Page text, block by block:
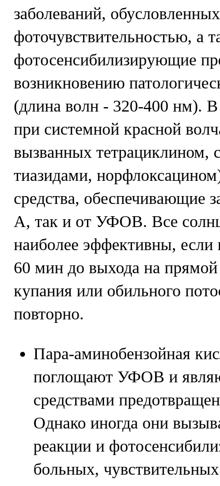
заболеваний,
фоточувствительностью, а
фотосенсибилизирующие
возникновению
(длина волн - 320-400 нм).
при системной красной
вызванных тетрациклином,
тиазидами,
средства,
А, так и от УФОВ. Все
наиболее эффективны, если
60 мин до выхода на
купания или обильного
повторно.
Пара-аминобензойная
поглощают УФОВ и
средствами
Однако иногда они
реакции и
больных,